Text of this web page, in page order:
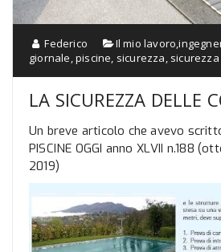
Federico Il mio lavoro,
giornale,piscine, sicurezza,
LA SICUREZZA DELLE
Un breve articolo che avevo
PISCINE OGGI anno XLVII n.188
2019)